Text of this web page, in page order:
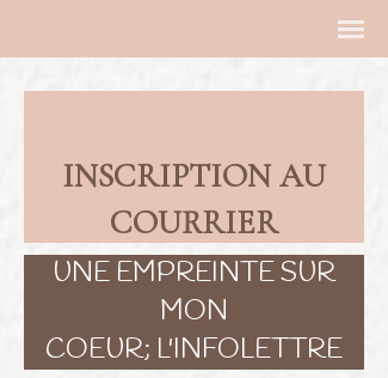
INSCRIPTION AU
COURRIER
UNE EMPREINTE SUR
MON
COEUR; L'INFOLETTRE